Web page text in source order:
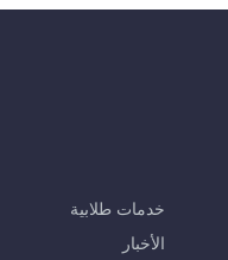
خدمات طلابية
الأخبار